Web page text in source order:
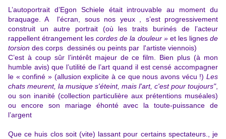
L’autoportrait d’Egon Schiele était introuvable au moment du
braquage. A l'écran, sous nos yeux , s’est progressivement
construit un autre portrait (où les traits burinés de l’acteur
rappellent étrangement lescordes de la douleur »et les lignesde
torsion des corps dessinés ou peints par l'artiste viennois)
C’est à coup sûr l’intérêt majeur de ce film. Bien plus (à mon
humble avis) que l’utilité de l’art quand il est censé accompagner
le « confiné » (allusion explicite à ce que nous avons vécu !) Les
chats meurent, la musique s'éteint, mais l'art, c'est pour toujours",
ou son inanité (collection particulière aux prétentions muséales)
ou encore son mariage éhonté avec la toute-puissance de
l’argent
Que ce huis clos soit (vite) lassant pour certains spectateurs., je